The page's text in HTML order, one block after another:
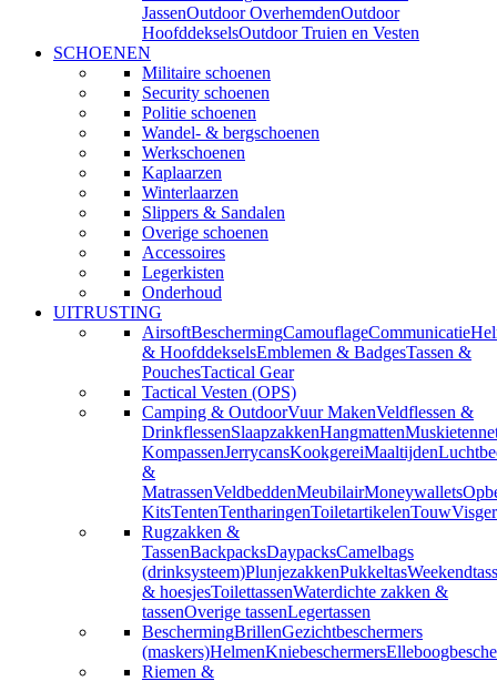
JassenOutdoor OverhemdenOutdoor
HoofddekselsOutdoor Truien en Vesten
SCHOENEN
Militaire schoenen
Security schoenen
Politie schoenen
Wandel- & bergschoenen
Werkschoenen
Kaplaarzen
Winterlaarzen
Slippers & Sandalen
Overige schoenen
Accessoires
Legerkisten
Onderhoud
UITRUSTING
AirsoftBeschermingCamouflageCommunicatie
& HoofddekselsEmblemen & BadgesTassen &
PouchesTactical Gear
Tactical Vesten (OPS)
Camping & OutdoorVuur MakenVeldflessen &
DrinkflessenSlaapzakkenHangmatten
KompassenJerrycansKookgereiMaaltijden
&
MatrassenVeldbeddenMeubilairMoneywallets
KitsTentenTentharingenToiletartikelenTouw
Rugzakken &
TassenBackpacksDaypacksCamelbags
(drinksysteem)PlunjezakkenPukkeltas
& hoesjesToilettassenWaterdichte zakken &
tassenOverige tassenLegertassen
BeschermingBrillenGezichtbeschermers
(maskers)HelmenKniebeschermers
Riemen &